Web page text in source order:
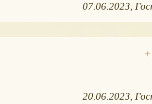
07.06.2023
20.06.2023